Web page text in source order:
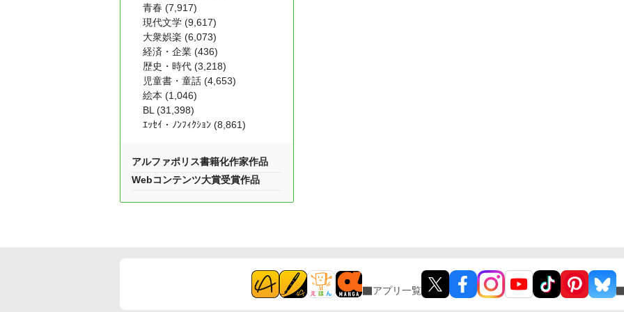
青春 (7,917)
現代文学 (9,617)
大衆娯楽 (6,073)
経済・企業 (436)
歴史・時代 (3,218)
児童書・童話 (4,653)
絵本 (1,046)
BL (31,398)
ｴｯｾｲ・ﾉﾝﾌｨｸｼｮﾝ (8,861)
アルファポリス書籍化作家作品
Webコンテンツ大賞受賞作品
アプリ一覧